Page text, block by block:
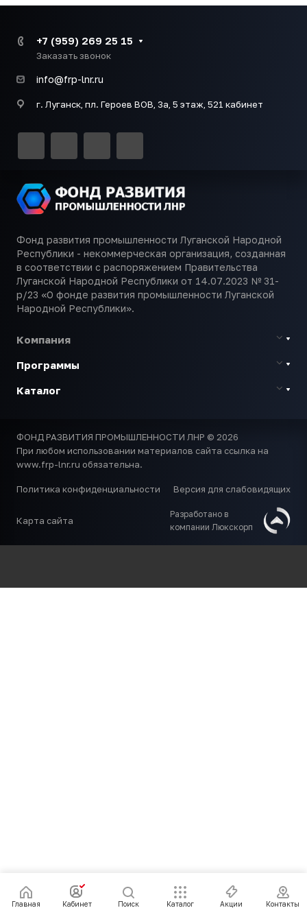
+7 (959) 269 25 15
Заказать звонок
info@frp-lnr.ru
г. Луганск, пл. Героев ВОВ, 3а, 5 этаж, 521 кабинет
Фонд развития промышленности Луганской Народной
Республики - некоммерческая организация, созданная
в соответствии с распоряжением Правительства
Луганской Народной Республики от 14.07.2023 № 31-
р/23 «О фонде развития промышленности Луганской
Народной Республики».
Компания
Программы
Каталог
ФОНД РАЗВИТИЯ ПРОМЫШЛЕННОСТИ ЛНР © 2026
При любом использовании материалов сайта ссылка на
www.frp-lnr.ru обязательна.
Политика конфиденциальности Версия для слабовидящих
Карта сайта
Разработано в
компании Люкскорп
Главная Кабинет Поиск Каталог Акции Контакты